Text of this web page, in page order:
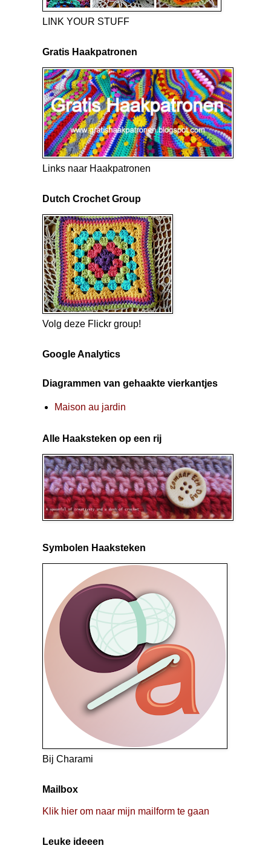
LINK YOUR STUFF
Gratis Haakpatronen
Links naar Haakpatronen
Dutch Crochet Group
Volg deze Flickr group!
Google Analytics
Diagrammen van gehaakte vierkantjes
Maison au jardin
Alle Haaksteken op een rij
Symbolen Haaksteken
Bij Charami
Mailbox
Klik hier om naar mijn mailform te gaan
Leuke ideeen